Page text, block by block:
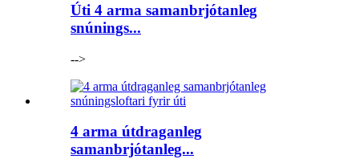
Úti 4 arma samanbrjótanleg
snúnings...
-->
4 arma útdraganleg
samanbrjótanleg...